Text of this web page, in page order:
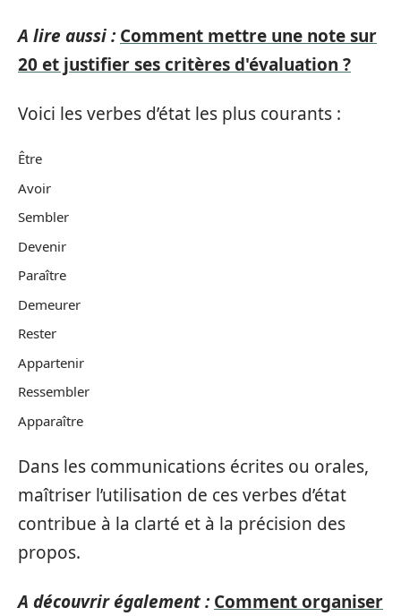
A lire aussi : Comment mettre une note sur
20 et justifier ses critères d'évaluation ?
Voici les verbes d’état les plus courants :
Être
Avoir
Sembler
Devenir
Paraître
Demeurer
Rester
Appartenir
Ressembler
Apparaître
Dans les communications écrites ou orales,
maîtriser l’utilisation de ces verbes d’état
contribue à la clarté et à la précision des
propos.
A découvrir également : Comment organiser